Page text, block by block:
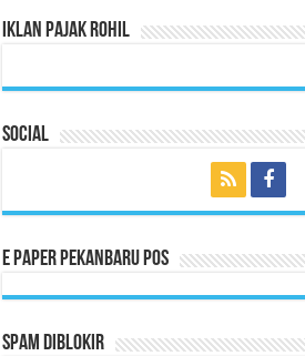
Iklan Pajak Rohil
Social
E Paper Pekanbaru Pos
Spam Diblokir